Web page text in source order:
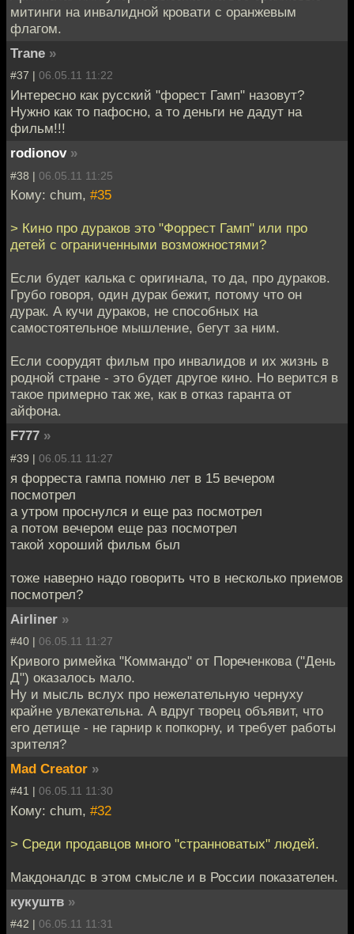
митинги на инвалидной кровати с оранжевым
флагом.
Trane »
#37 | 06.05.11 11:22
Интересно как русский "форест Гамп" назовут?
Нужно как то пафосно, а то деньги не дадут на
фильм!!!
rodionov »
#38 | 06.05.11 11:25
Кому: chum, #35
> Кино про дураков это "Форрест Гамп" или про
детей с ограниченными возможностями?
Если будет калька с оригинала, то да, про дураков.
Грубо говоря, один дурак бежит, потому что он
дурак. А кучи дураков, не способных на
самостоятельное мышление, бегут за ним.
Если соорудят фильм про инвалидов и их жизнь в
родной стране - это будет другое кино. Но верится в
такое примерно так же, как в отказ гаранта от
айфона.
F777 »
#39 | 06.05.11 11:27
я форреста гампа помню лет в 15 вечером
посмотрел
а утром проснулся и еще раз посмотрел
а потом вечером еще раз посмотрел
такой хороший фильм был
тоже наверно надо говорить что в несколько приемов
посмотрел?
Airliner »
#40 | 06.05.11 11:27
Кривого римейка "Коммандо" от Пореченкова ("День
Д") оказалось мало.
Ну и мысль вслух про нежелательную чернуху
крайне увлекательна. А вдруг творец объявит, что
его детище - не гарнир к попкорну, и требует работы
зрителя?
Mad Creator »
#41 | 06.05.11 11:30
Кому: chum, #32
> Среди продавцов много "странноватых" людей.
Макдоналдс в этом смысле и в России показателен.
кукуштв »
#42 | 06.05.11 11:31